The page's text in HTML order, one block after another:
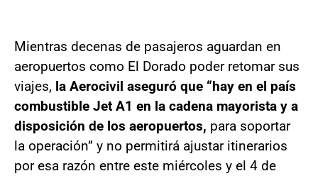
Mientras decenas de pasajeros aguardan en
aeropuertos como El Dorado poder retomar sus
viajes, la Aerocivil aseguró que “hay en el país
combustible Jet A1 en la cadena mayorista y a
disposición de los aeropuertos, para soportar
la operación” y no permitirá ajustar itinerarios
por esa razón entre este miércoles y el 4 de